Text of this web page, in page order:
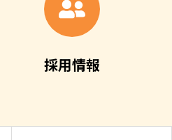
採用情報